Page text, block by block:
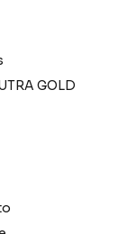
GOLD